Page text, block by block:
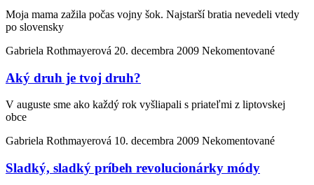
Moja mama zažila počas vojny šok. Najstarší bratia nevedeli vtedy
po slovensky
Gabriela Rothmayerová 20. decembra 2009 Nekomentované
Aký druh je tvoj druh?
V auguste sme ako každý rok vyšliapali s priateľmi z liptovskej
obce
Gabriela Rothmayerová 10. decembra 2009 Nekomentované
Sladký, sladký príbeh revolucionárky módy